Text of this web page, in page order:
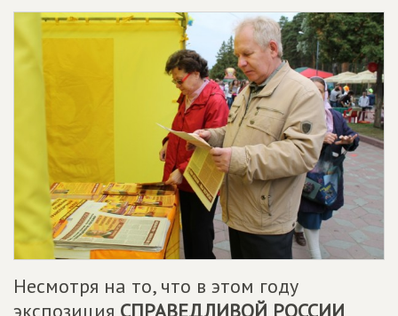
Несмотря на то, что в этом году
экспозиция СПРАВЕДЛИВОЙ РОССИИ